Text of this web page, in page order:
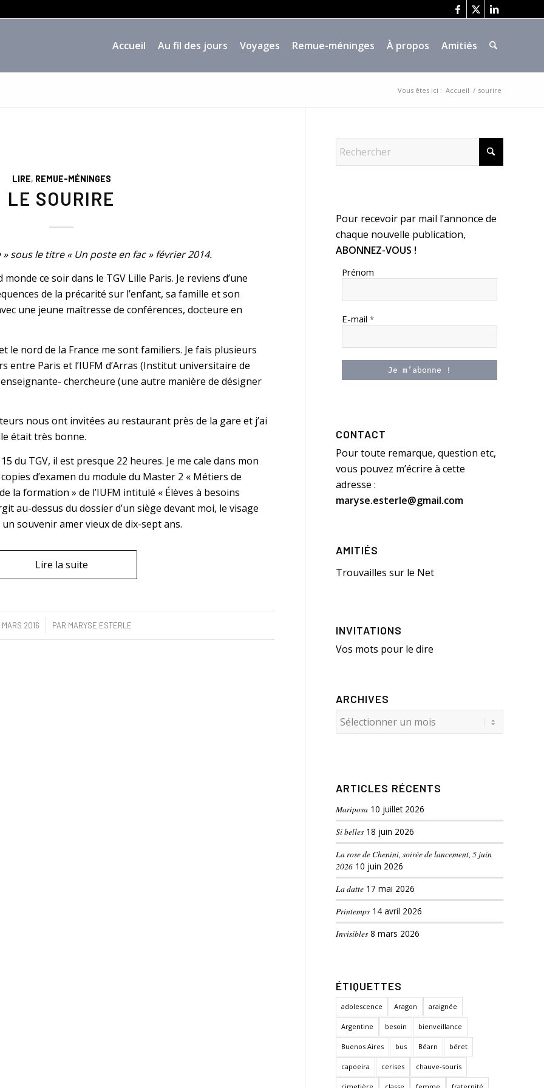
Accueil Au fil des jours Voyages Remue-méninges À propos Amitiés
Vous êtes ici : Accueil / sourire
LIRE, REMUE-MÉNINGES
LE SOURIRE
sous le titre « Un poste en fac » février 2014.
ce soir dans le TGV Lille Paris. Je reviens d’une
de la précarité sur l’enfant, sa famille et son
une jeune maîtresse de conférences, docteure en
le nord de la France me sont familiers. Je fais plusieurs
entre Paris et l’IUFM d’Arras (Institut universitaire de
chercheure (une autre manière de désigner
nous ont invitées au restaurant près de la gare et j’ai
était très bonne.
du TGV, il est presque 22 heures. Je me cale dans mon
d’examen du module du Master 2 « Métiers de
la formation » de l’IUFM intitulé « Élèves à besoins
au-dessus du dossier d’un siège devant moi, le visage
souvenir amer vieux de dix-sept ans.
Lire la suite
2016
/ PAR MARYSE ESTERLE
Pour recevoir par mail l’annonce de
chaque nouvelle publication,
ABONNEZ-VOUS !
Prénom
E-mail*
CONTACT
Pour toute remarque, question etc,
vous pouvez m’écrire à cette
adresse :
maryse.esterle@gmail.com
AMITIÉS
Trouvailles sur le Net
INVITATIONS
Vos mots pour le dire
ARCHIVES
ARTICLES RÉCENTS
Mariposa 10 juillet 2026
Si belles 18 juin 2026
La rose de Chenini, soirée de lancement, 5 juin
2026 10 juin 2026
La datte 17 mai 2026
Printemps 14 avril 2026
Invisibles 8 mars 2026
ÉTIQUETTES
adolescence Aragon araignée
Argentine besoin bienveillance
Buenos Aires bus Béarn béret
capoeira cerises chauve-souris